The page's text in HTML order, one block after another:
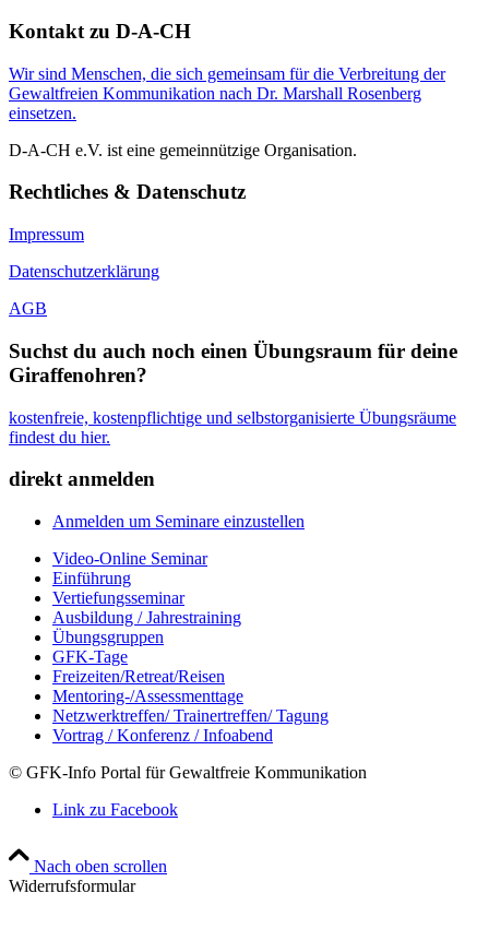
Kontakt zu D-A-CH
Wir sind Menschen, die sich gemeinsam für die Verbreitung der
Gewaltfreien Kommunikation nach Dr. Marshall Rosenberg
einsetzen.
D-A-CH e.V. ist eine gemeinnützige Organisation.
Rechtliches & Datenschutz
Impressum
Datenschutzerklärung
AGB
Suchst du auch noch einen Übungsraum für deine
Giraffenohren?
kostenfreie, kostenpflichtige und selbstorganisierte Übungsräume
findest du hier.
direkt anmelden
Anmelden um Seminare einzustellen
Video-Online Seminar
Einführung
Vertiefungsseminar
Ausbildung / Jahrestraining
Übungsgruppen
GFK-Tage
Freizeiten/Retreat/Reisen
Mentoring-/Assessmenttage
Netzwerktreffen/ Trainertreffen/ Tagung
Vortrag / Konferenz / Infoabend
© GFK-Info Portal für Gewaltfreie Kommunikation
Link zu Facebook
Nach oben scrollen
Widerrufsformular